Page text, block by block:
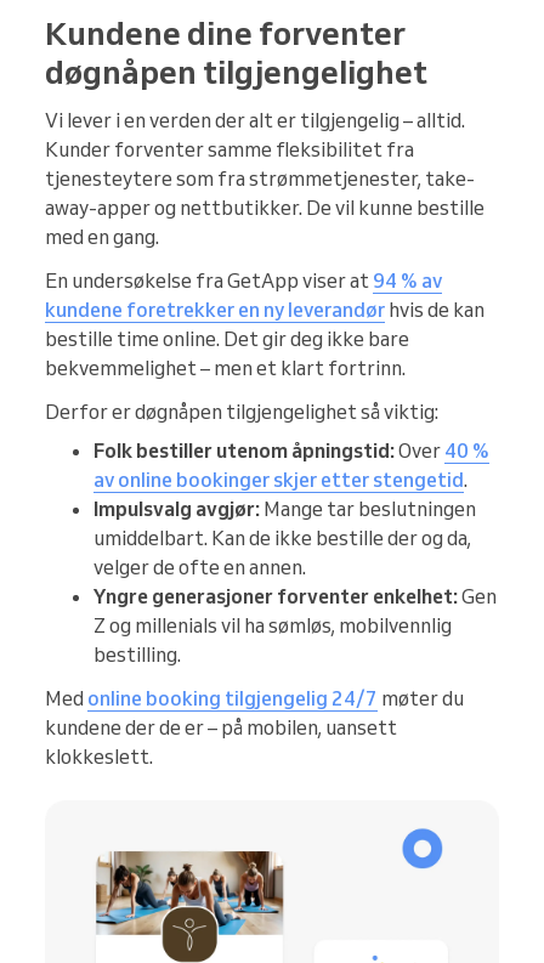
Kundene dine forventer
døgnåpen tilgjengelighet
Vi lever i en verden der alt er tilgjengelig – alltid.
Kunder forventer samme fleksibilitet fra
tjenesteytere som fra strømmetjenester, take-
away-apper og nettbutikker. De vil kunne bestille
med en gang.
En undersøkelse fra GetApp viser at 94 % av
kundene foretrekker en ny leverandør hvis de kan
bestille time online. Det gir deg ikke bare
bekvemmelighet – men et klart fortrinn.
Derfor er døgnåpen tilgjengelighet så viktig:
Folk bestiller utenom åpningstid:Over 40 %
av online bookinger skjer etter stengetid.
Impulsvalg avgjør: Mange tar beslutningen
umiddelbart. Kan de ikke bestille der og da,
velger de ofte en annen.
Yngre generasjoner forventer enkelhet:Gen
Z og millenials vil ha sømløs, mobilvennlig
bestilling.
Med online booking tilgjengelig 24/7 møter du
kundene der de er – på mobilen, uansett
klokkeslett.